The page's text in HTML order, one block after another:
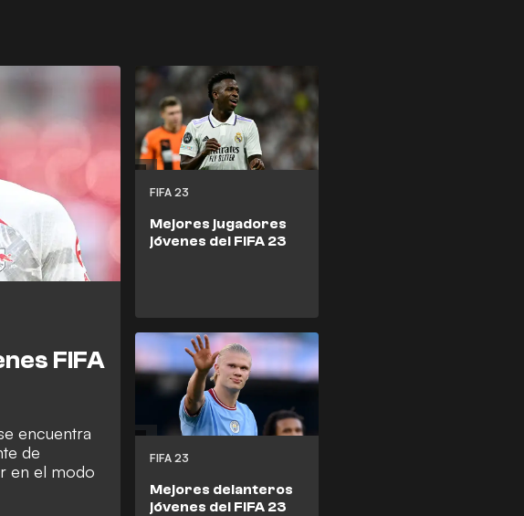
FIFA
encuentra
de
en el modo
FIFA 23
Mejores jugadores
jóvenes del FIFA 23
FIFA 23
Mejores delanteros
jóvenes del FIFA 23